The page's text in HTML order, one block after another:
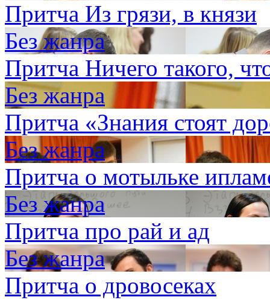
Притча Из грязи, в князи
Без жанра
Притча Ничего такого,
Без жанра
Притча «Знания стоят
Без жанра
Притча o мотыльке
Без жанра
Притча про рай и ад
Без жанра
Притча о дровосеках